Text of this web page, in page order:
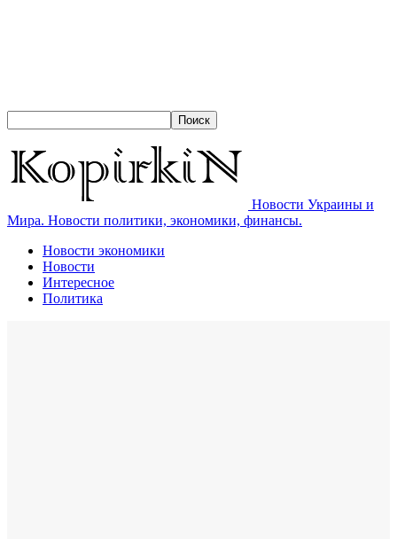
Новости Украины и
Мира. Новости политики, экономики, финансы.
Новости экономики
Новости
Интересное
Политика